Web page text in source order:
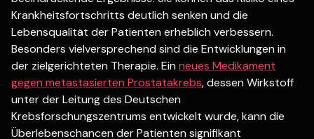
Krankheitsfortschritts deutlich senken und die
Lebensqualität der Patienten erheblich verbessern.
Besonders vielversprechend sind die Entwicklungen in
der zielgerichteten Therapie. Ein neues Medikament
gegen metastasierten Prostatakrebs, dessen Wirkstoff
unter der Leitung des Deutschen
Krebsforschungszentrums entwickelt wurde, kann die
Überlebenschancen der Patienten signifikant